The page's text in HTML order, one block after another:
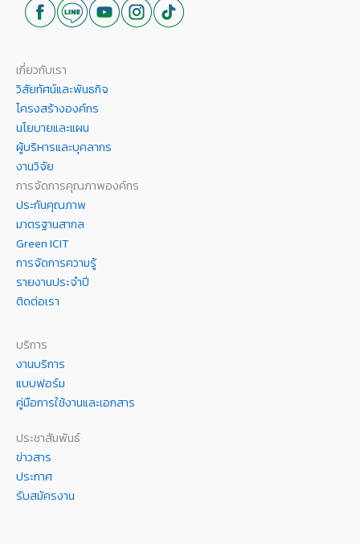
เกี่ยวกับเรา
วิสัยทัศน์และพันธกิจ
โครงสร้างองค์กร
นโยบายและแผน
ผู้บริหารและบุคลากร
งานวิจัย
การจัดการคุณภาพองค์กร
ประกันคุณภาพ
มาตรฐานสากล
Green ICIT
การจัดการความรู้
รายงานประจำปี
ติดต่อเรา
บริการ
งานบริการ
แบบฟอร์ม
คู่มือการใช้งานและเอกสาร
ประชาสัมพันธ์
ข่าวสาร
ประกาศ
รับสมัครงาน